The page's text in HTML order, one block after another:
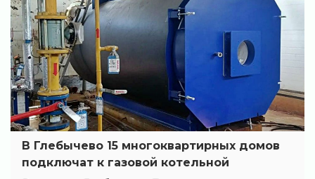
В Глебычево 15 многоквартирных домов
подключат к газовой котельной